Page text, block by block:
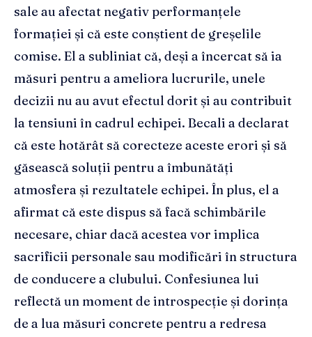
sale au afectat negativ performanțele
formației și că este conștient de greșelile
comise. El a subliniat că, deși a încercat să ia
măsuri pentru a ameliora lucrurile, unele
decizii nu au avut efectul dorit și au contribuit
la tensiuni în cadrul echipei. Becali a declarat
că este hotărât să corecteze aceste erori și să
găsească soluții pentru a îmbunătăți
atmosfera și rezultatele echipei. În plus, el a
afirmat că este dispus să facă schimbările
necesare, chiar dacă acestea vor implica
sacrificii personale sau modificări în structura
de conducere a clubului. Confesiunea lui
reflectă un moment de introspecție și dorința
de a lua măsuri concrete pentru a redresa